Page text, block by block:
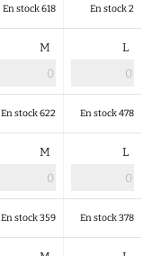
En stock 618 En stock 2
M L
En stock 622 En stock 478
M L
En stock 359 En stock 378